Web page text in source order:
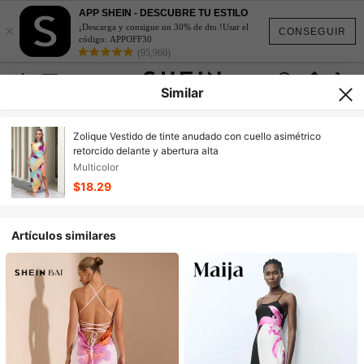
CONSEGUIR
×
APP SHEIN - DESCUBRE TU ESTILO
¡Descarga y consigue un 30% de dto.!Usar el
código: APPOFF30
(95,960)
Similar
Zolique Vestido de tinte anudado con cuello asimétrico
retorcido delante y abertura alta
Multicolor
$18.29
Artículos similares